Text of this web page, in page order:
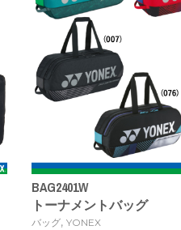
BAG2401W
トーナメントバッグ
バッグ, YONEX